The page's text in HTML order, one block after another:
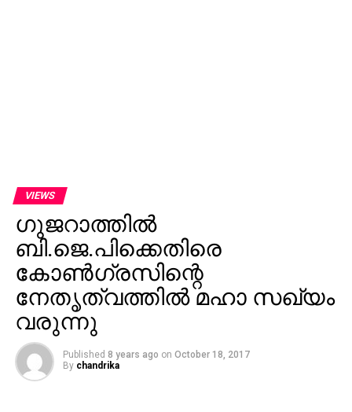
VIEWS
ഗുജറാത്തില്‍
ബി.ജെ.പിക്കെതിരെ
കോണ്‍ഗ്രസിന്റെ
നേതൃത്വത്തില്‍ മഹാ സഖ്യം
വരുന്നു
Published 8 years ago on October 18, 2017
By chandrika